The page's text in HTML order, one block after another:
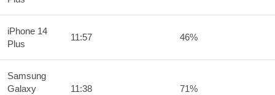
iPhone 14
Plus
11:57 46%
Samsung
Galaxy
11:38 71%